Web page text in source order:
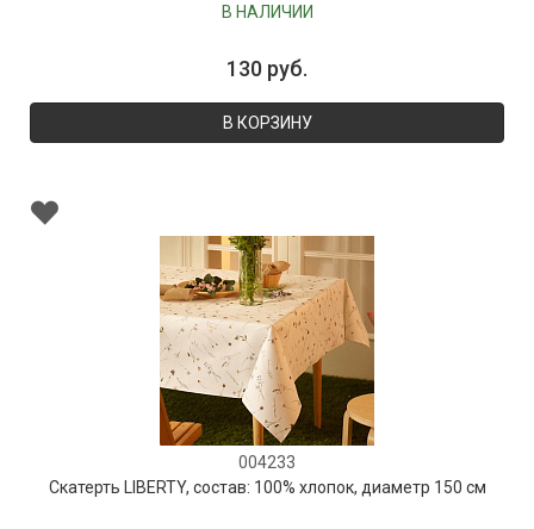
В НАЛИЧИИ
130 руб.
В КОРЗИНУ
004233
Скатерть LIBERTY, состав: 100% хлопок, диаметр 150 см